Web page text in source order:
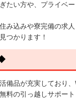
たい方や、プライベ
み込みや寮完備の求
つかります！
備品が充実しており
料の引っ越しサポー